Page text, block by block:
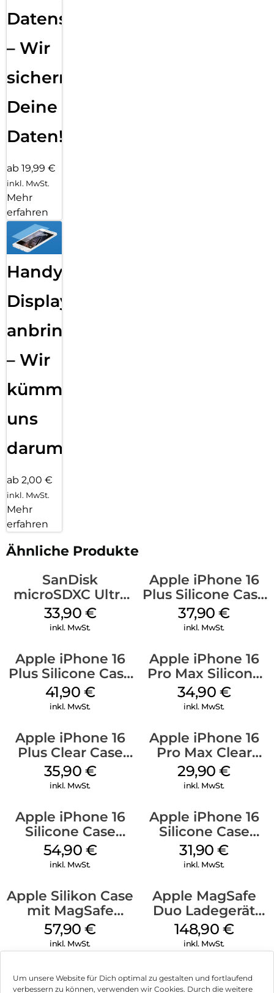
Um unsere Website für Dich optimal zu gestalten und fortlaufend
verbessern zu können, verwenden wir Cookies. Durch die weitere
Datensicherung
– Wir
sichern
Deine
Daten!
ab 19,99 €
inkl. MwSt.
Mehr
erfahren
Handy
Displayfolie
anbringen
– Wir
kümmern
uns
darum!
ab 2,00 €
inkl. MwSt.
Mehr
erfahren
Ähnliche Produkte
SanDisk
microSDXC Ultra
128 GB + Adapter
Mobile
33,90 €
inkl. MwSt.
Apple iPhone 16
Plus Silicone Case
MagSafe Lake
Green
37,90€
inkl. MwSt.
Apple iPhone 16
Plus Silicone Case
MagSafe Stone
Gray
41,90 €
inkl. MwSt.
Apple iPhone 16
Pro Max Silicone
Case MagSafe
Denim
34,90 €
inkl. MwSt.
Apple iPhone 16
Plus Clear Case
MagSafe
Transparent
35,90 €
inkl. MwSt.
Apple iPhone 16
Pro Max Clear
Case MagSafe
Transparent
29,90€
inkl. MwSt.
Apple iPhone 16
Silicone Case
MagSafe Lake
Green
54,90 €
inkl. MwSt.
Apple iPhone 16
Silicone Case
MagSafe Fuchsia
31,90€
inkl. MwSt.
Apple Silikon Case
mit MagSafe
iPhone 14 Pro
(PRODUCT)RED
57,90€
inkl. MwSt.
Apple MagSafe
Duo Ladegerät
Weiß
148,90 €
inkl. MwSt.